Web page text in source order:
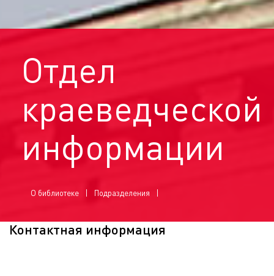
Отдел
краеведческой
информации
О библиотеке Подразделения
Контактная информация